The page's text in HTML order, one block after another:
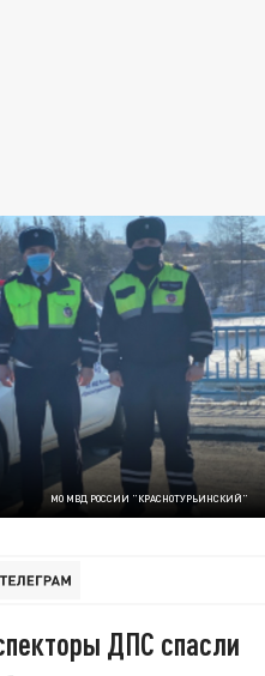
МО МВД РОССИИ "КРАСНОТУРЬИНСКИЙ"
ДПС спасли